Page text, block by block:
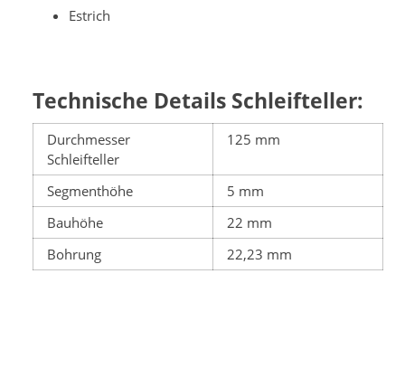
Estrich
Technische Details Schleifteller:
Durchmesser
Schleifteller
125 mm
Segmenthöhe
5 mm
Bauhöhe
22 mm
Bohrung
22,23 mm